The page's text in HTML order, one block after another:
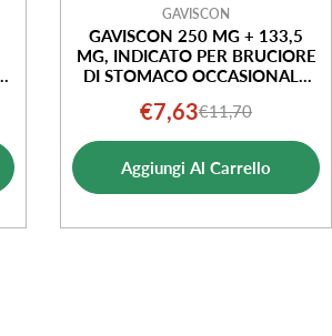
GAVISCON
GAVISCON 250 MG + 133,5
MG, INDICATO PER BRUCIORE
DI STOMACO OCCASIONALE
Prezzo
di
vendita
€7,63Prezzo
normale
€11,70
Aggiungi Al Carrello